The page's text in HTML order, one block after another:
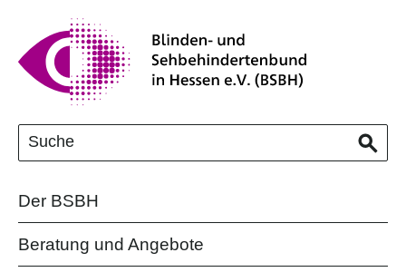
Der BSBH
Beratung und Angebote